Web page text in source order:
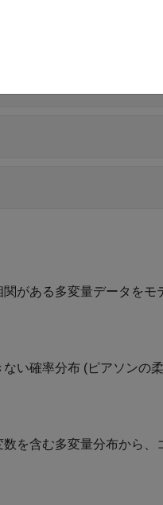
がある多変量データをモ
い確率分布 (ピアソンの
を含む多変量分布から、